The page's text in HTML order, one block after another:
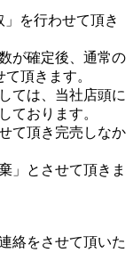
を行わせて頂き
が確定後、通常の
頂きます。
ては、当社店頭に
ております。
て頂き完売しなか
」とさせて頂きま
絡をさせて頂いた